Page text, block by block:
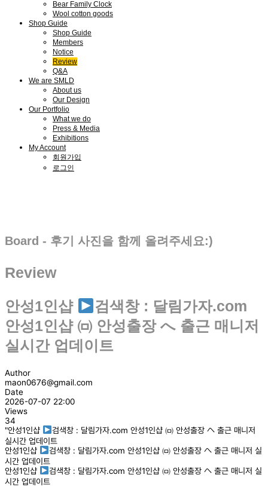
Bear Family Clock
Wool cotton goods
Shop Guide
Shop Guide
Members
Notice
Review
Q&A
We are SMLD
About us
Our Design
Our Portfolio
What we do
Press & Media
Exhibitions
My Account
회원가입
로그인
Board - 후기 사진을 함께 올려주세요:)
Review
안성1인샵
검색창 : 달림가자.com
안성1인샵 ㈄ 안성출장 へ 출근 매니저
실시간 업데이트
Author
maon0676@gmail.com
Date
2026-07-07 22:00
Views
34
"안성1인샵
검색창 : 달림가자.com 안성1인샵 ㈄ 안성출장 へ 출근 매니저
실시간 업데이트
안성1인샵
검색창 : 달림가자.com 안성1인샵 ㈄ 안성출장 へ 출근 매니저 실
시간 업데이트
안성1인샵
검색창 : 달림가자.com 안성1인샵 ㈄ 안성출장 へ 출근 매니저 실
시간 업데이트